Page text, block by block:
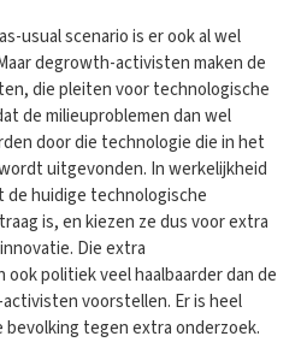
usual scenario is er ook al wel
degrowth-activisten maken de
die pleiten voor technologische
de milieuproblemen dan wel
door die technologie die in het
uitgevonden. In werkelijkheid
huidige technologische
is, en kiezen ze dus voor extra
Die extra
politiek veel haalbaarder dan de
voorstellen. Er is heel
tegen extra onderzoek.